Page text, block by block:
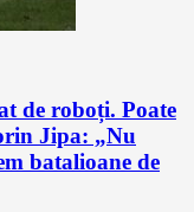
de roboți. Poate
Jipa: „Nu
batalioane de